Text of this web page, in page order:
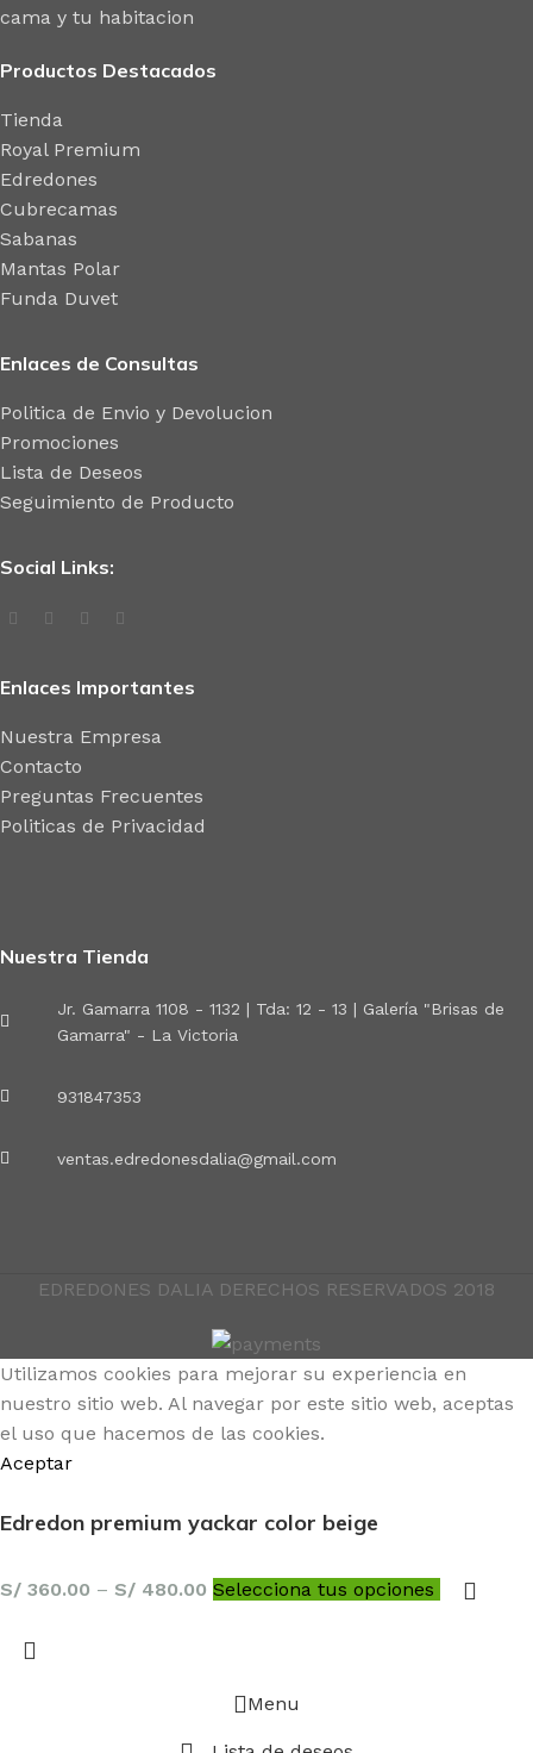
cama y tu habitacion
Productos Destacados
Tienda
Royal Premium
Edredones
Cubrecamas
Sabanas
Mantas Polar
Funda Duvet
Enlaces de Consultas
Politica de Envio y Devolucion
Promociones
Lista de Deseos
Seguimiento de Producto
Social Links:
Enlaces Importantes
Nuestra Empresa
Contacto
Preguntas Frecuentes
Politicas de Privacidad
Nuestra Tienda
Jr. Gamarra 1108 - 1132 | Tda: 12 - 13 | Galería "Brisas de
Gamarra" - La Victoria
931847353
ventas.edredonesdalia@gmail.com
EDREDONES DALIA DERECHOS RESERVADOS 2018
Utilizamos cookies para mejorar su experiencia en
nuestro sitio web. Al navegar por este sitio web, aceptas
el uso que hacemos de las cookies.
Aceptar
Edredon premium yackar color beige
S/ 360.00 – S/ 480.00 Selecciona tus opciones
Menu